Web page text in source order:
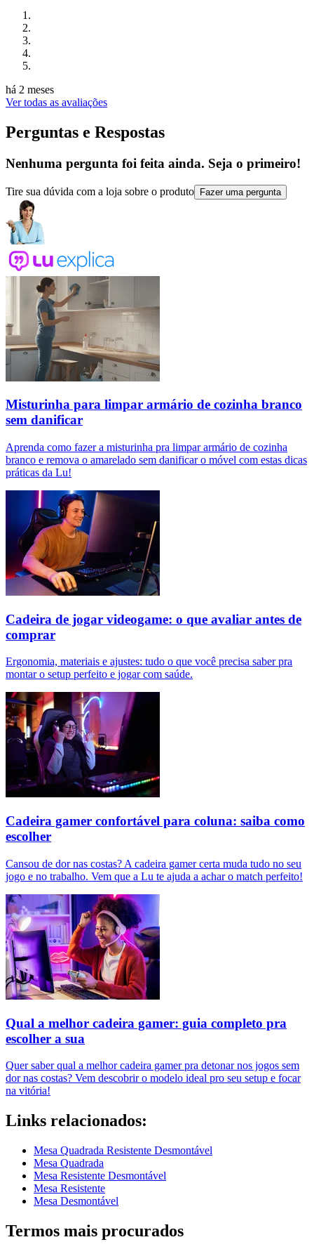
há 2 meses
Ver todas as avaliações
Perguntas e Respostas
Nenhuma pergunta foi feita ainda. Seja o primeiro!
Tire sua dúvida com a loja sobre o produto Fazer uma pergunta
Misturinha para limpar armário de cozinha branco
sem danificar
Aprenda como fazer a misturinha pra limpar armário de cozinha
branco e remova o amarelado sem danificar o móvel com estas dicas
práticas da Lu!
Cadeira de jogar videogame: o que avaliar antes de
comprar
Ergonomia, materiais e ajustes: tudo o que você precisa saber pra
montar o setup perfeito e jogar com saúde.
Cadeira gamer confortável para coluna: saiba como
escolher
Cansou de dor nas costas? A cadeira gamer certa muda tudo no seu
jogo e no trabalho. Vem que a Lu te ajuda a achar o match perfeito!
Qual a melhor cadeira gamer: guia completo pra
escolher a sua
Quer saber qual a melhor cadeira gamer pra detonar nos jogos sem
dor nas costas? Vem descobrir o modelo ideal pro seu setup e focar
na vitória!
Links relacionados:
Mesa Quadrada Resistente Desmontável
Mesa Quadrada
Mesa Resistente Desmontável
Mesa Resistente
Mesa Desmontável
Termos mais procurados